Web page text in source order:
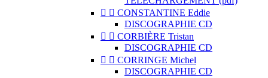
  CONSTANTINE Eddie
DISCOGRAPHIE CD
  CORBIÈRE Tristan
DISCOGRAPHIE CD
  CORRINGE Michel
DISCOGRAPHIE CD